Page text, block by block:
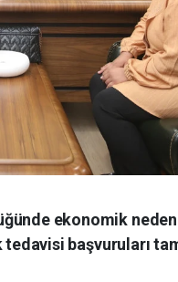
ekonomik
başvuruları